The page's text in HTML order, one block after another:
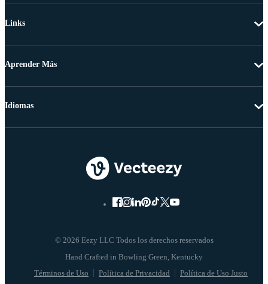
Links
Aprender Más
© 2026 Eezy LLC Todos los derechos reservados
Términos de Uso Política de Privacidad Política de Uso Justo
Idiomas